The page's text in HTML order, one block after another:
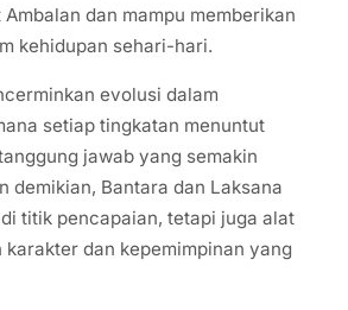
dan mampu memberikan
kehidupan sehari-hari.
evolusi dalam
setiap tingkatan menuntut
jawab yang semakin
demikian, Bantara dan Laksana
titik pencapaian, tetapi juga alat
karakter dan kepemimpinan yang